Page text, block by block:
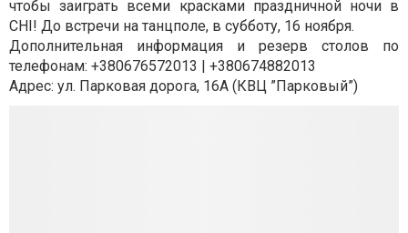
чтобы заиграть всеми красками праздничной ночи в
CHI! До встречи на танцполе, в субботу, 16 ноября.
Дополнительная информация и резерв столов по
телефонам: +380676572013 | +380674882013
Адрес: ул. Парковая дорога, 16А (КВЦ ”Парковый”)